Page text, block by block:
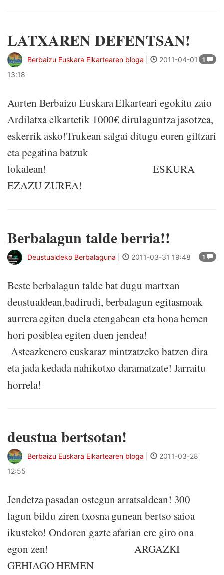
LATXAREN DEFENTSAN!
1
Berbaizu Euskara Elkartearen bloga
2011-04-01
13:18
Aurten Berbaizu Euskara Elkarteari egokitu zaio
Ardilatxa elkartetik 1000€ dirulaguntza jasotzea,
eskerrik asko!Trukean salgai ditugu euren giltzari
eta pegatina batzuk
lokalean! ESKURA
EZAZU ZUREA!
Berbalagun talde berria!!
1
Deustualdeko Berbalaguna 2011-03-31 19:48
Beste berbalagun talde bat dugu martxan
deustualdean,badirudi, berbalagun egitasmoak
aurrera egiten duela etengabean eta hona hemen
hori posiblea egiten duen jendea!
Asteazkenero euskaraz mintzatzeko batzen dira
eta jada kedada nahikotxo daramatzate! Jarraitu
horrela!
deustua bertsotan!
Berbaizu Euskara Elkartearen bloga
2011-03-28
12:55
Jendetza pasadan ostegun arratsaldean! 300
lagun bildu ziren txosna gunean bertso saioa
ikusteko! Ondoren gazte afarian ere giro ona
egon zen! ARGAZKI
GEHIAGO HEMEN